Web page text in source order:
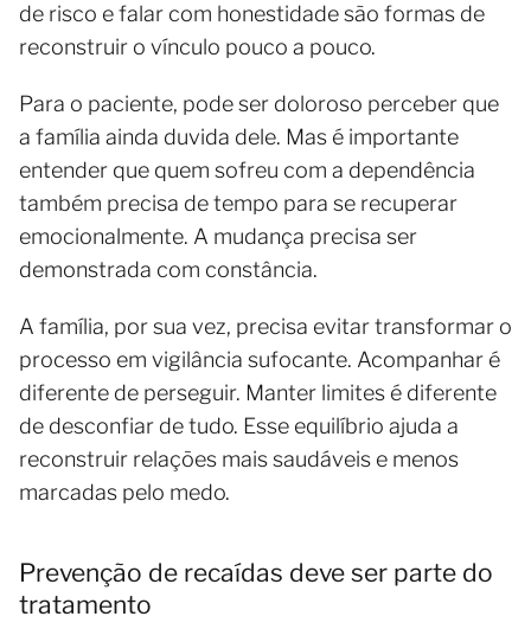
de risco e falar com honestidade são formas de
reconstruir o vínculo pouco a pouco.
Para o paciente, pode ser doloroso perceber que
a família ainda duvida dele. Mas é importante
entender que quem sofreu com a dependência
também precisa de tempo para se recuperar
emocionalmente. A mudança precisa ser
demonstrada com constância.
A família, por sua vez, precisa evitar transformar o
processo em vigilância sufocante. Acompanhar é
diferente de perseguir. Manter limites é diferente
de desconfiar de tudo. Esse equilíbrio ajuda a
reconstruir relações mais saudáveis e menos
marcadas pelo medo.
Prevenção de recaídas deve ser parte do
tratamento